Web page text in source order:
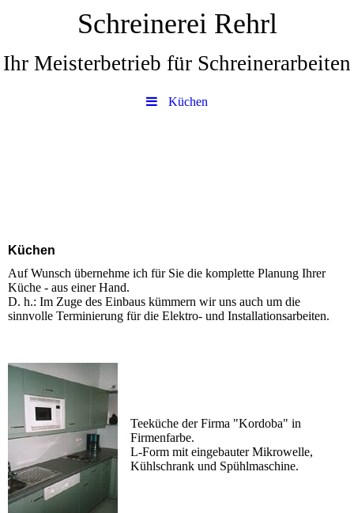
Schreinerei Rehrl
Ihr Meisterbetrieb für Schreinerarbeiten
Küchen
Küchen
Auf Wunsch übernehme ich für Sie die komplette Planung Ihrer
Küche - aus einer Hand.
D. h.: Im Zuge des Einbaus kümmern wir uns auch um die
sinnvolle Terminierung für die Elektro- und Installationsarbeiten.
Teeküche der Firma "Kordoba" in
Firmenfarbe.
L-Form mit eingebauter Mikrowelle,
Kühlschrank und Spühlmaschine.